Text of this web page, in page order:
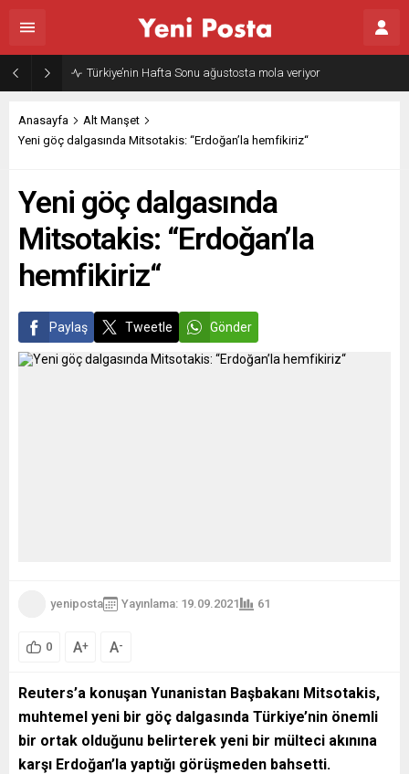
Türkiye’nin Hafta Sonu ağustosta mola veriyor
Anasayfa
Alt Manşet
Yeni göç dalgasında Mitsotakis: “Erdoğan’la hemfikiriz“
Yeni göç dalgasında
Mitsotakis: “Erdoğan’la
hemfikiriz“
Paylaş Tweetle Gönder
yeniposta Yayınlama: 19.09.2021 61
0 A+ A-
Reuters’a konuşan Yunanistan Başbakanı Mitsotakis,
muhtemel yeni bir göç dalgasında Türkiye’nin önemli
bir ortak olduğunu belirterek yeni bir mülteci akınına
karşı Erdoğan’la yaptığı görüşmeden bahsetti.